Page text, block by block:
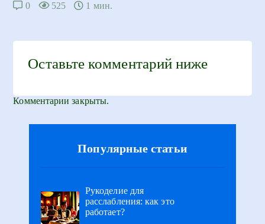
0 525 1 мин.
Оставьте комментарий ниже
Комментарии закрыты.
Популярные статьи
Рукоделие для
расслабления: как это
работает?